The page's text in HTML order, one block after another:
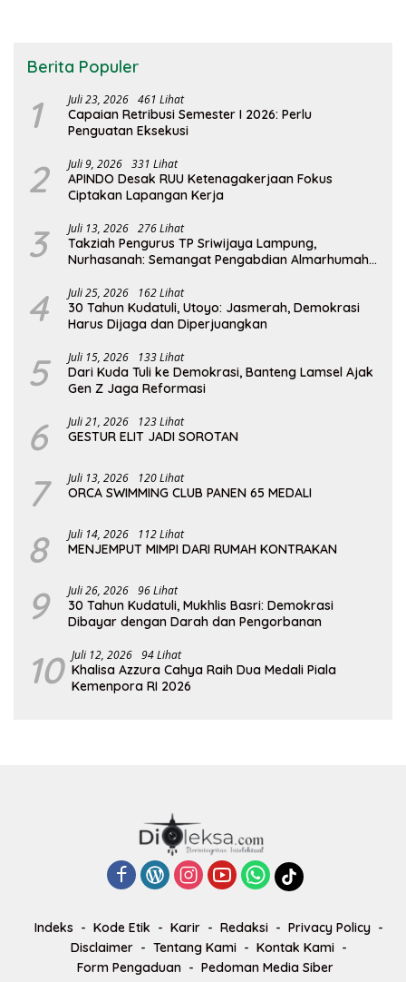
Berita Populer
1 Juli 23, 2026 461 Lihat
Capaian Retribusi Semester I 2026: Perlu
Penguatan Eksekusi
2 Juli 9, 2026 331 Lihat
APINDO Desak RUU Ketenagakerjaan Fokus
Ciptakan Lapangan Kerja
3 Juli 13, 2026 276 Lihat
Takziah Pengurus TP Sriwijaya Lampung,
Nurhasanah: Semangat Pengabdian Almarhumah
4 Juli 25, 2026 162 Lihat
30 Tahun Kudatuli, Utoyo: Jasmerah, Demokrasi
Harus Dijaga dan Diperjuangkan
5 Juli 15, 2026 133 Lihat
Dari Kuda Tuli ke Demokrasi, Banteng Lamsel Ajak
Gen Z Jaga Reformasi
6 Juli 21, 2026 123 Lihat
GESTUR ELIT JADI SOROTAN
7 Juli 13, 2026 120 Lihat
ORCA SWIMMING CLUB PANEN 65 MEDALI
8 Juli 14, 2026 112 Lihat
MENJEMPUT MIMPI DARI RUMAH KONTRAKAN
9 Juli 26, 2026 96 Lihat
30 Tahun Kudatuli, Mukhlis Basri: Demokrasi
Dibayar dengan Darah dan Pengorbanan
10 Juli 12, 2026 94 Lihat
Khalisa Azzura Cahya Raih Dua Medali Piala
Kemenpora RI 2026
Indeks Kode Etik Karir Redaksi
Privacy Policy
Disclaimer
Tentang Kami
Kontak Kami
Form Pengaduan
Pedoman Media Siber